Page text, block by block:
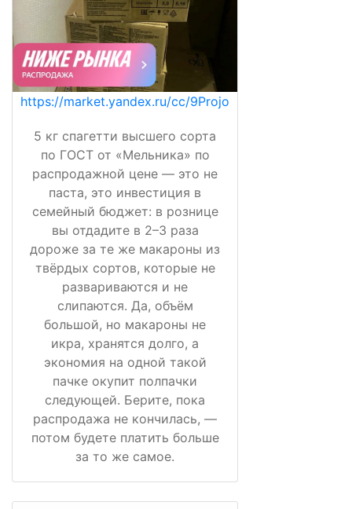
https://market.yandex.ru/cc/9Projo
5 кг спагетти высшего сорта
по ГОСТ от «Мельника» по
распродажной цене — это не
паста, это инвестиция в
семейный бюджет: в рознице
вы отдадите в 2–3 раза
дороже за те же макароны из
твёрдых сортов, которые не
развариваются и не
слипаются. Да, объём
большой, но макароны не
икра, хранятся долго, а
экономия на одной такой
пачке окупит полпачки
следующей. Берите, пока
распродажа не кончилась, —
потом будете платить больше
за то же самое.